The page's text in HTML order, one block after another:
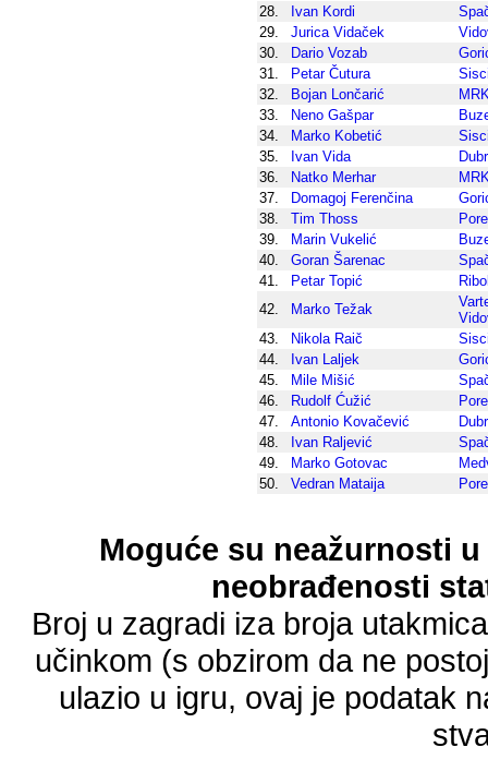
28.
Ivan Kordi
29.
Jurica Vidaček
30.
Dario Vozab
31.
Petar Čutura
32.
Bojan Lončarić
33.
Neno Gašpar
34.
Marko Kobetić
35.
Ivan Vida
36.
Natko Merhar
37.
Domagoj Ferenčina
38.
Tim Thoss
39.
Marin Vukelić
40.
Goran Šarenac
41.
Petar Topić
42.
Marko Težak
43.
Nikola Raič
44.
Ivan Laljek
45.
Mile Mišić
46.
Rudolf Ćužić
47.
Antonio Kovačević
48.
Ivan Raljević
49.
Marko Gotovac
50.
Vedran Mataija
Moguće su neažurnosti
neobrađenosti
Broj u zagradi iza broja
učinkom (s obzirom da ne
ulazio u igru, ovaj je podatak